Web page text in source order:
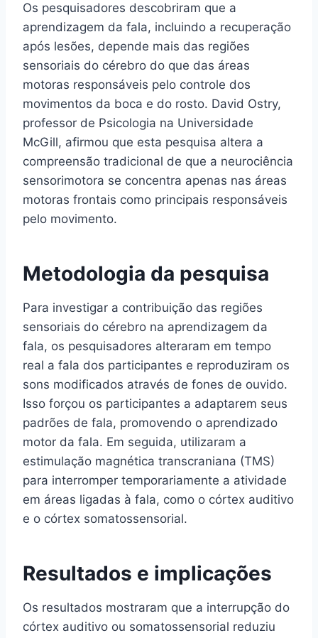
Os pesquisadores descobriram que a
aprendizagem da fala, incluindo a recuperação
após lesões, depende mais das regiões
sensoriais do cérebro do que das áreas
motoras responsáveis pelo controle dos
movimentos da boca e do rosto. David Ostry,
professor de Psicologia na Universidade
McGill, afirmou que esta pesquisa altera a
compreensão tradicional de que a neurociência
sensorimotora se concentra apenas nas áreas
motoras frontais como principais responsáveis
pelo movimento.
Metodologia da pesquisa
Para investigar a contribuição das regiões
sensoriais do cérebro na aprendizagem da
fala, os pesquisadores alteraram em tempo
real a fala dos participantes e reproduziram os
sons modificados através de fones de ouvido.
Isso forçou os participantes a adaptarem seus
padrões de fala, promovendo o aprendizado
motor da fala. Em seguida, utilizaram a
estimulação magnética transcraniana (TMS)
para interromper temporariamente a atividade
em áreas ligadas à fala, como o córtex auditivo
e o córtex somatossensorial.
Resultados e implicações
Os resultados mostraram que a interrupção do
córtex auditivo ou somatossensorial reduziu